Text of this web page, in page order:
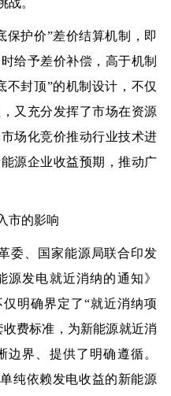
战。
护价”差价结算机制，即
给予差价补偿，高于机制
不封顶”的机制设计，不仅
又充分发挥了市场在资源
场化竞价推动行业技术进
源企业收益预期，推动广
市的影响
、国家能源局联合印发
源发电就近消纳的通知》
仅明确界定了“就近消纳项
费标准，为新能源就近消
界、提供了明确遵循。
纯依赖发电收益的新能源